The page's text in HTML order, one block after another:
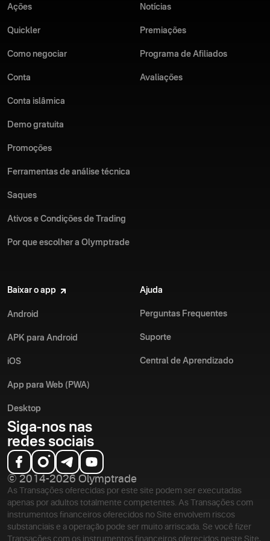
mercado, indicadores, osciladores, sinais de negociação e
riscos.
Suporte ininterrupto no seu idioma: receba assistência sempre
melhore sua experiência de negociação.
A Olymptrade se destaca de outros aplicativos de negociação
online por sua interface intuitiva e condições de negociação
Android hoje mesmo e desbloqueie todo o seu potencial de
Ações
Quickler
Como negociar
Conta
Conta islâmica
Demo gratuita
Promoções
Ferramentas de análise técnica
Saques
Ativos e Condições de Trading
Por que escolher a Olymptrade
Notícias
Premiações
Programa de Afiliados
Avaliações
Baixar o app
Android
APK para Android
iOS
App para Web (PWA)
Desktop
Ajuda
Perguntas Frequentes
Suporte
Central de Aprendizado
Siga-nos nas
redes sociais
© 2014-2026 Olymptrade
As Transações oferecidas por este site podem ser executadas
apenas por adultos totalmente competentes. As Transações com
instrumentos financeiros oferecidos no Site envolvem riscos
substanciais e a operação pode ser muito arriscada. Se você fizer